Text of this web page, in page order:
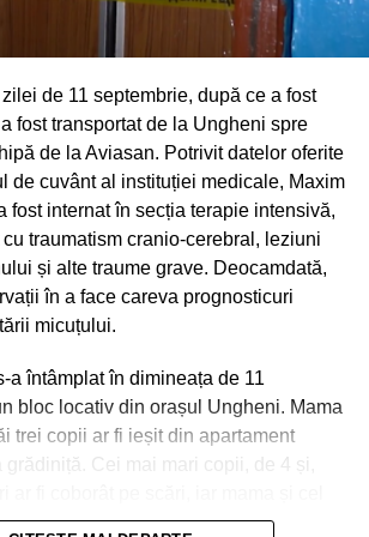
zilei de 11 septembrie, după ce a fost
fost transportat de la Ungheni spre
de la Aviasan. Potrivit datelor oferite
de cuvânt al instituției medicale, Maxim
fost internat în secția terapie intensivă,
traumatism cranio-cerebral, leziuni
și alte traume grave. Deocamdată,
în a face careva prognosticuri
micuțului.
a întâmplat în dimineața de 11
bloc locativ din orașul Ungheni. Mama
trei copii ar fi ieșit din apartament
grădiniță. Cei mai mari copii, de 4 și,
de 2 ani, urmau să meargă cu